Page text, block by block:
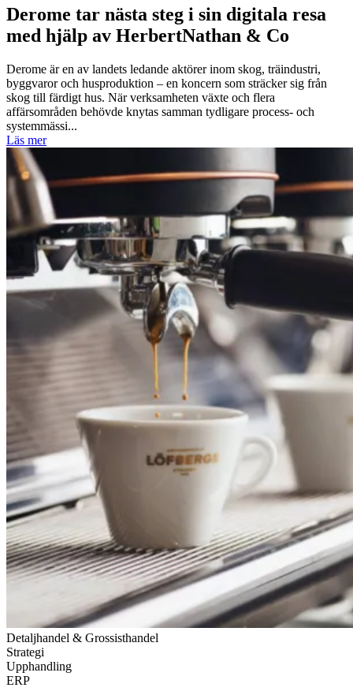
Derome tar nästa steg i sin digitala resa
med hjälp av HerbertNathan & Co
Derome är en av landets ledande aktörer inom skog, träindustri,
byggvaror och husproduktion – en koncern som sträcker sig från
skog till färdigt hus. När verksamheten växte och flera
affärsområden behövde knytas samman tydligare process- och
systemmässi...
Läs mer
Detaljhandel & Grossisthandel
Strategi
Upphandling
ERP